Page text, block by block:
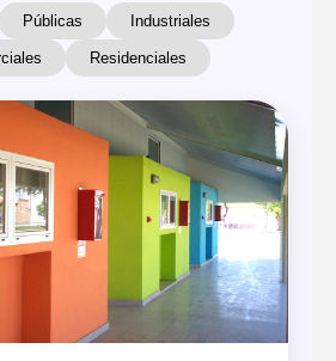
Públicas Industriales
Residenciales